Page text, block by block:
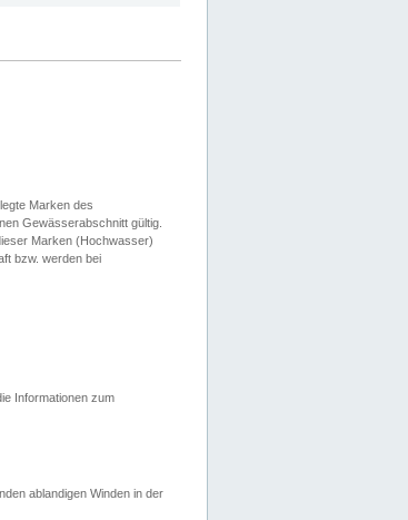
Marken des
Gewässerabschnitt gültig.
Marken (Hochwasser)
bzw. werden bei
Informationen zum
ablandigen Winden in der